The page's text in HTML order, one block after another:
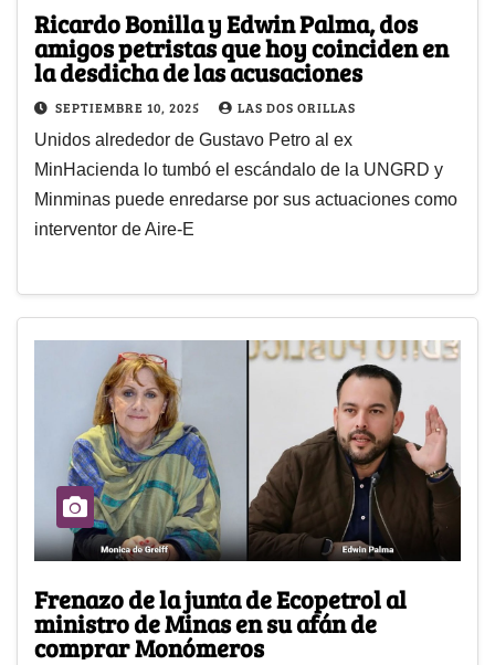
Ricardo Bonilla y Edwin Palma, dos
amigos petristas que hoy coinciden en
la desdicha de las acusaciones
SEPTIEMBRE 10, 2025 LAS DOS ORILLAS
Unidos alrededor de Gustavo Petro al ex
MinHacienda lo tumbó el escándalo de la UNGRD y
Minminas puede enredarse por sus actuaciones como
interventor de Aire-E
Frenazo de la junta de Ecopetrol al
ministro de Minas en su afán de
comprar Monómeros